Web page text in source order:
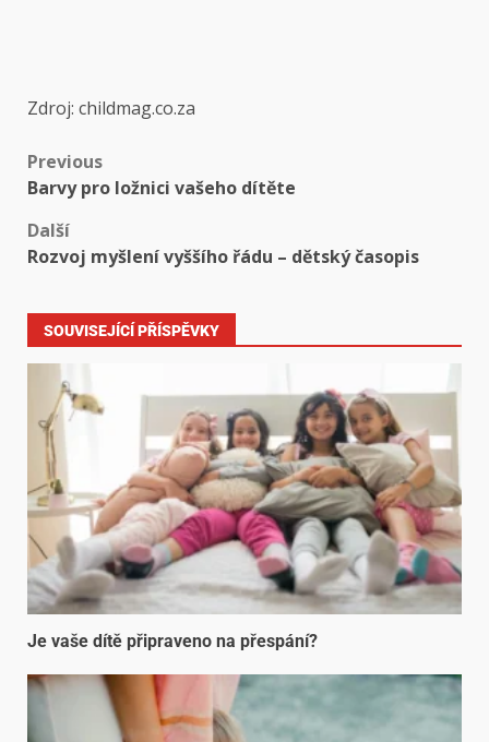
Zdroj: childmag.co.za
Previous
Barvy pro ložnici vašeho dítěte
Další
Rozvoj myšlení vyššího řádu – dětský časopis
SOUVISEJÍCÍ PŘÍSPĚVKY
Je vaše dítě připraveno na přespání?